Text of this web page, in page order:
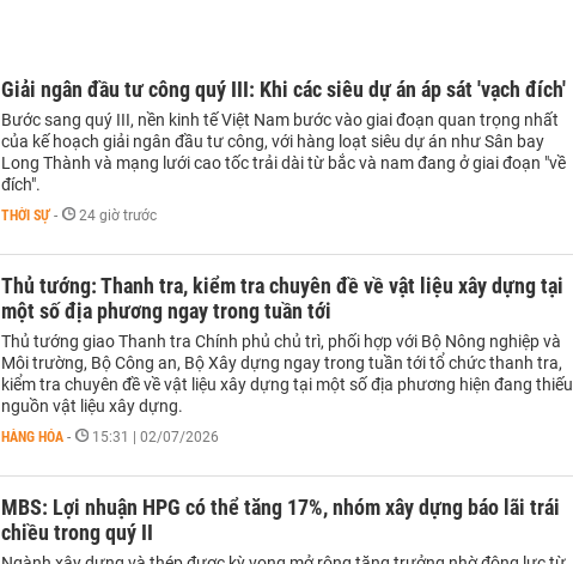
Giải ngân đầu tư công quý III: Khi các siêu dự án áp sát 'vạch đích'
Bước sang quý III, nền kinh tế Việt Nam bước vào giai đoạn quan trọng nhất
của kế hoạch giải ngân đầu tư công, với hàng loạt siêu dự án như Sân bay
Long Thành và mạng lưới cao tốc trải dài từ bắc và nam đang ở giai đoạn "về
đích".
THỜI SỰ - 24 giờ trước
Thủ tướng: Thanh tra, kiểm tra chuyên đề về vật liệu xây dựng tại
một số địa phương ngay trong tuần tới
Thủ tướng giao Thanh tra Chính phủ chủ trì, phối hợp với Bộ Nông nghiệp và
Môi trường, Bộ Công an, Bộ Xây dựng ngay trong tuần tới tổ chức thanh tra,
kiểm tra chuyên đề về vật liệu xây dựng tại một số địa phương hiện đang thiếu
nguồn vật liệu xây dựng.
HÀNG HÓA - 15:31 | 02/07/2026
MBS: Lợi nhuận HPG có thể tăng 17%, nhóm xây dựng báo lãi trái
chiều trong quý II